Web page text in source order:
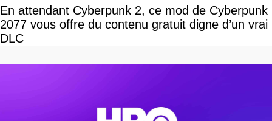
En attendant Cyberpunk 2, ce mod de Cyberpunk
2077 vous offre du contenu gratuit digne d’un vrai
DLC